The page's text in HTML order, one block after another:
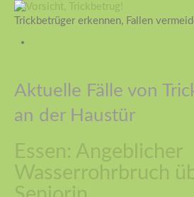
Trickbetrüger erkennen, Fallen
Aktuelle Fälle von
an der Haustür
Essen: Angeblicher
Wasserrohrbruch